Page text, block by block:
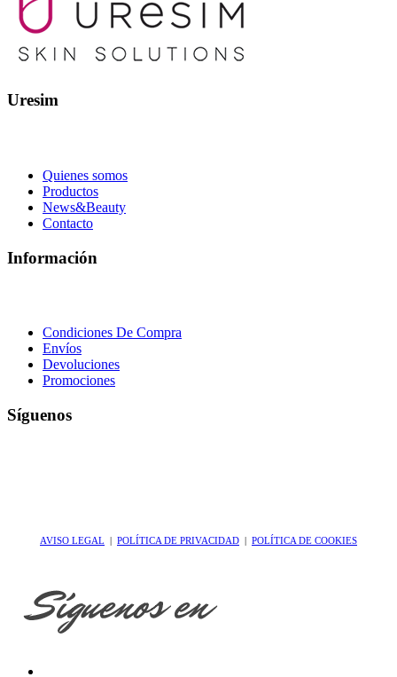
Uresim
Quienes somos
Productos
News&Beauty
Contacto
Información
Condiciones De Compra
Envíos
Devoluciones
Promociones
Síguenos
AVISO LEGAL | POLÍTICA DE PRIVACIDAD | POLÍTICA DE COOKIES